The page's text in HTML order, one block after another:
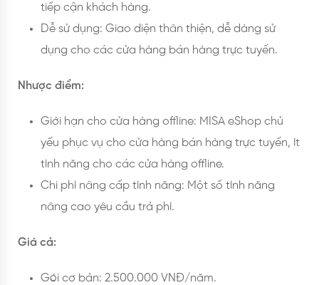
tiếp cận khách hàng.
Dễ sử dụng: Giao diện thân thiện, dễ dàng sử
dụng cho các cửa hàng bán hàng trực tuyến.
Nhược điểm:
Giới hạn cho cửa hàng offline: MISA eShop chủ
yếu phục vụ cho cửa hàng bán hàng trực tuyến, ít
tính năng cho các cửa hàng offline.
Chi phí nâng cấp tính năng: Một số tính năng
nâng cao yêu cầu trả phí.
Giá cả:
Gói cơ bản: 2.500.000 VNĐ/năm.